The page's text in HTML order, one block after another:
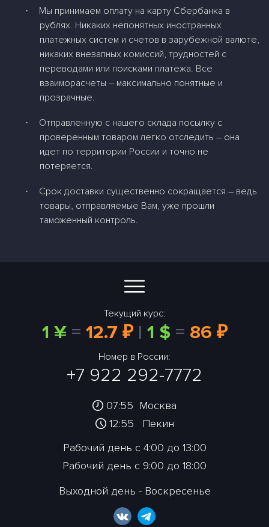
·
Мы принимаем оплату на карту Сбербанка в
рублях. Никаких непонятных иностранных
платежных систем и счетов в зарубежной валюте,
никаких внезапных комиссий, трудностей с
переводами или поисками платежа. Все
взаиморасчеты – максимально понятные и
прозрачные.
·
Отправленную с нашего склада посылку с
проверенным товаром легко отследить – она
идет по территории России и точно не
потеряется.
·
Срок доставки существенно сокращается – ведь
товары, отправляемые Вам, уже прошли
таможенный контроль.
Текущий курс:
1 ¥= 12.7 ₽| 1 $ = 86 ₽
Номер в России:
+7 922 292-7772
07:55 Москва
12:55
Пекин
Рабочий день с 4:00 до 13:00
Рабочий день с 9:00 до 18:00
Выходной день - Воскресенье